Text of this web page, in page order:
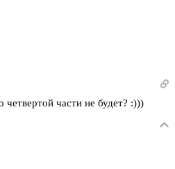
части не будет? :)))